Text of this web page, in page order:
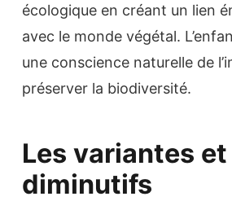
écologique en créant un lien
avec le monde végétal.
une conscience naturelle de
préserver la biodiversité.
Les variantes et
diminutifs